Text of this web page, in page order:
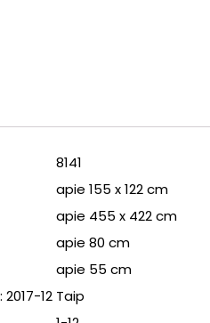
8141
apie 155 x 122 cm
apie 455 x 422 cm
apie 80 cm
apie 55 cm
12 Taip